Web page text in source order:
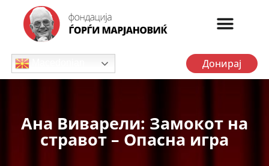
Донирај
Ана Виварели: Замокот на
стравот – Опасна игра